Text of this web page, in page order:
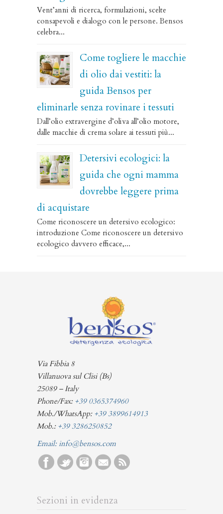
Vent’anni di ricerca, formulazioni, scelte
consapevoli e dialogo con le persone. Bensos
celebra...
Come togliere le macchie
di olio dai vestiti: la
guida Bensos per
eliminarle senza rovinare i tessuti
Dall’olio extravergine d’oliva all’olio motore,
dalle macchie di crema solare ai tessuti più...
Detersivi ecologici: la
guida che ogni mamma
dovrebbe leggere prima
di acquistare
Come riconoscere un detersivo ecologico:
introduzione Come riconoscere un detersivo
ecologico davvero efficace,...
Via Fibbia 8
Villanuova sul Clisi (Bs)
25089 – Italy
Phone/Fax: +39 0365374960
Mob./WhatsApp: +39 3899614913
Mob.: +39 3286250852
Email:info@bensos.com
Sezioni in evidenza